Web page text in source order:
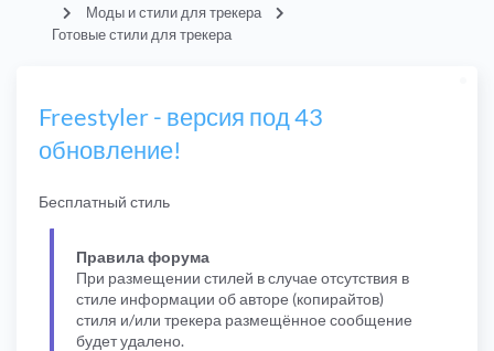
Моды и стили для трекера
Готовые стили для трекера
Freestyler - версия под 43
обновление!
Бесплатный стиль
Правила форума
При размещении стилей в случае отсутствия в
стиле информации об авторе (копирайтов)
стиля и/или трекера размещённое сообщение
будет удалено.